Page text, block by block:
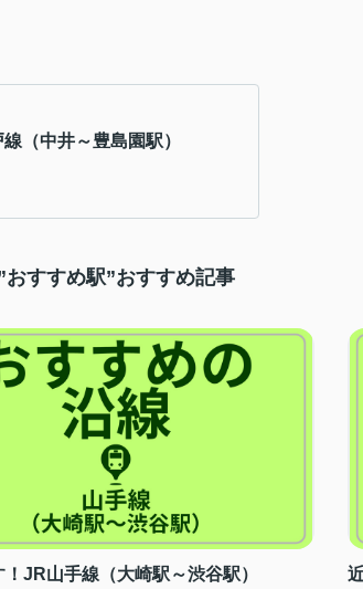
（中井～豊島園駅）
おすすめ駅”おすすめ記事
JR山手線（大崎駅～渋谷駅）